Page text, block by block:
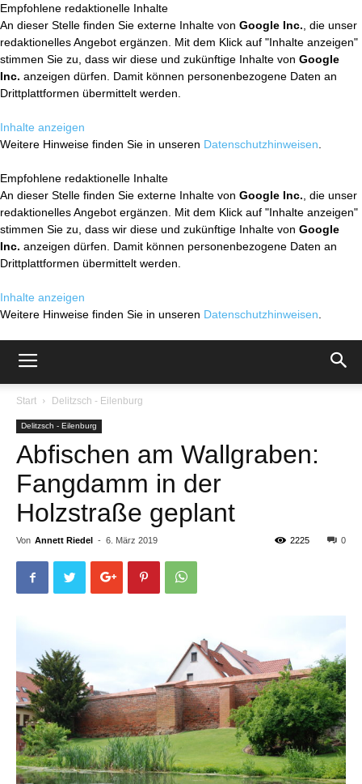
Empfohlene redaktionelle Inhalte
An dieser Stelle finden Sie externe Inhalte von Google Inc. , die unser
redaktionelles Angebot ergänzen. Mit dem Klick auf "Inhalte anzeigen"
stimmen Sie zu, dass wir diese und zukünftige Inhalte von Google
Inc. anzeigen dürfen. Damit können personenbezogene Daten an
Drittplattformen übermittelt werden.
Inhalte anzeigen
Weitere Hinweise finden Sie in unseren Datenschutzhinweisen
Empfohlene redaktionelle Inhalte
An dieser Stelle finden Sie externe Inhalte von Google Inc. , die unser
redaktionelles Angebot ergänzen. Mit dem Klick auf "Inhalte anzeigen"
stimmen Sie zu, dass wir diese und zukünftige Inhalte von Google
Inc. anzeigen dürfen. Damit können personenbezogene Daten an
Drittplattformen übermittelt werden.
Inhalte anzeigen
Weitere Hinweise finden Sie in unseren Datenschutzhinweisen
Start Delitzsch - Eilenburg
Delitzsch - Eilenburg
Abfischen am Wallgraben:
Fangdamm in der
Holzstraße geplant
Von Annett Riedel - 6. März 2019 0
2225